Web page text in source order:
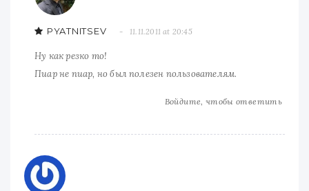
PYATNITSEV 11.11.2011 at 20:45
Ну как резко то!
Пиар не пиар, но был полезен пользователям.
Войдите, чтобы ответить